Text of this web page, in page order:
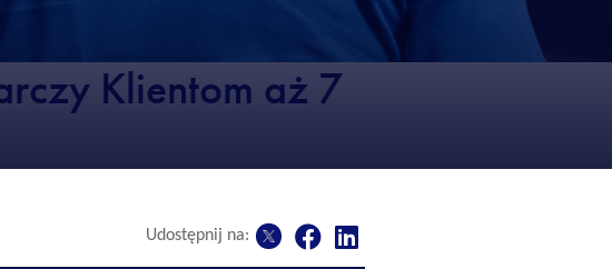
Klientom aż 7
Udostępnij na: